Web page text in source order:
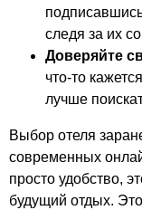
следя за их
Доверяйте
что-то
лучше
Выбор отеля
современных
просто удобство,
будущий отдых.